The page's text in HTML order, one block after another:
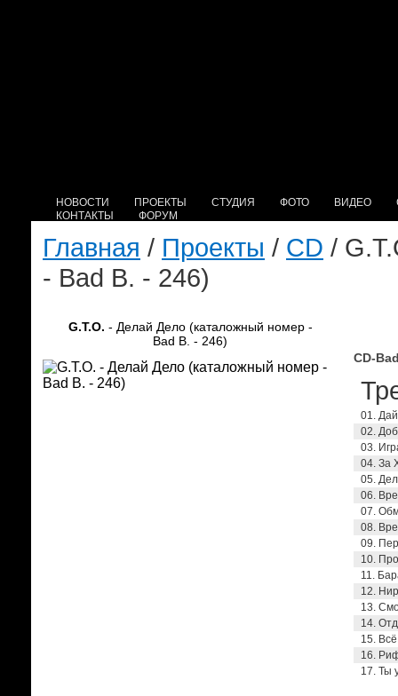
НОВОСТИ ПРОЕКТЫ СТУДИЯ ФОТО ВИДЕО
КОНТАКТЫ
ФОРУМ
Главная / Проекты / CD /
- Bad B. - 246)
G.T.O. - Делай Дело (каталожный номер -
Bad B. - 246)
CD-
01.
02.
03.
04. За
05.
06.
07.
08.
09.
10.
11.
12.
13.
14.
15.
16.
17. Ты